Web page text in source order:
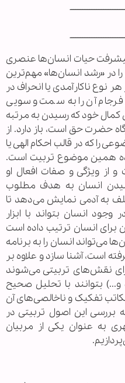
حیات انسان‌ها عنصری
در «رشد انسان‌ها» مهم‌ترین
نوع ناکارآمدی یا انحراف در
فرجام آن را به سمت و سویی
کمال خود که رسیدن به مرتبه
حضرت حق است، باز دارد. از
را که در قالب احکام الهی یا
همین موضوع تربیت است.
از ویژگی و صفات افعال او
انسان به هدف مطلوب
به آدمی نمایش می‌دهد تا
انسان بتواند با ابزار
برای انسان ترتیب داده است
می‌تواند انسان را به برنامه
است، آشنا سازد و علاوه بر
نقش‌های تربیتی می‌شوند
بتوانند با تحلیل صحیح
تفکیک و ناخالصی‌های آن
بررسی این اصول تربیتی در
به عنوان یکی از مربیان